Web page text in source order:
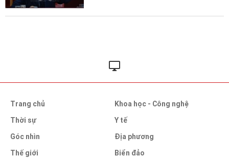
Trang chủ
Thời sự
Góc nhìn
Thế giới
Khoa học - Công nghệ
Y tế
Địa phương
Biển đảo